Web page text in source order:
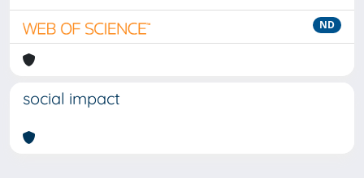
ND
social impact